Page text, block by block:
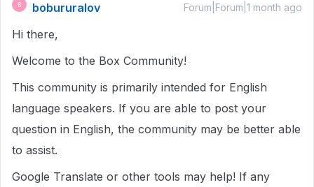
B bobururalov Forum|Forum|1 month ago
Hi there,
Welcome to the Box Community!
This community is primarily intended for English
language speakers. If you are able to post your
question in English, the community may be better able
to assist.
Google Translate or other tools may help! If any